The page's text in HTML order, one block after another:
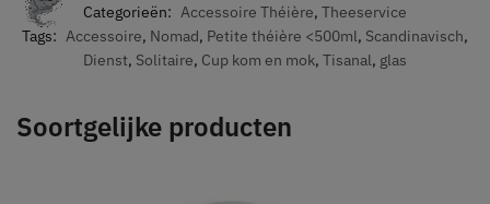
Categorieën: Accessoire Théière, Theeservice
Tags: Accessoire, Nomad, Petite théière <500ml, Scandinavisch,
Dienst, Solitaire, Cup kom en mok, Tisanal, glas
Soortgelijke producten